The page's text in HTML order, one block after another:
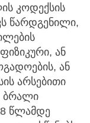
კოდექსის
წარდგენილი,
ან
ან
არსებითი
ბრალი
წლამდე